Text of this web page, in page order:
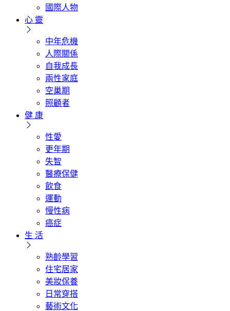
國際人物
心 靈
中年危機
人際關係
自我成長
兩性家庭
空巢期
照顧者
健 康
性愛
更年期
失智
醫療保健
飲食
運動
慢性病
癌症
生 活
熟齡學習
住宅居家
美妝保養
日常穿搭
藝術文化